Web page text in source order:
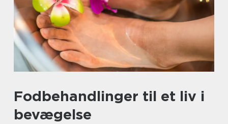
Fodbehandlinger til et liv i
bevægelse